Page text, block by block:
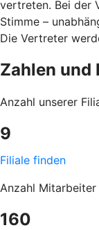
vertreten. Bei der
Stimme –
Die Vertreter
Zahlen und
Anzahl unserer
9
Filiale finden
Anzahl Mitarbeiter
160